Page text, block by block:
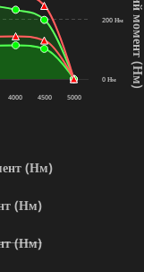
(Нм)
(Нм)
(Нм)
4000 4500 5000
0 Нм
200 Нм